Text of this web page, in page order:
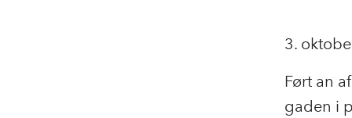
3.
Ført an
gaden i